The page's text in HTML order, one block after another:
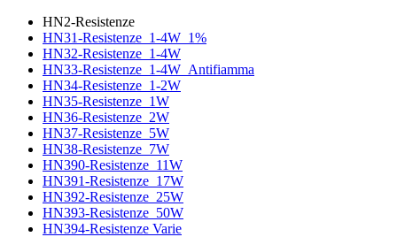
HN2-Resistenze
HN31-Resistenze_1-4W_1%
HN32-Resistenze_1-4W
HN33-Resistenze_1-4W_Antifiamma
HN34-Resistenze_1-2W
HN35-Resistenze_1W
HN36-Resistenze_2W
HN37-Resistenze_5W
HN38-Resistenze_7W
HN390-Resistenze_11W
HN391-Resistenze_17W
HN392-Resistenze_25W
HN393-Resistenze_50W
HN394-Resistenze Varie